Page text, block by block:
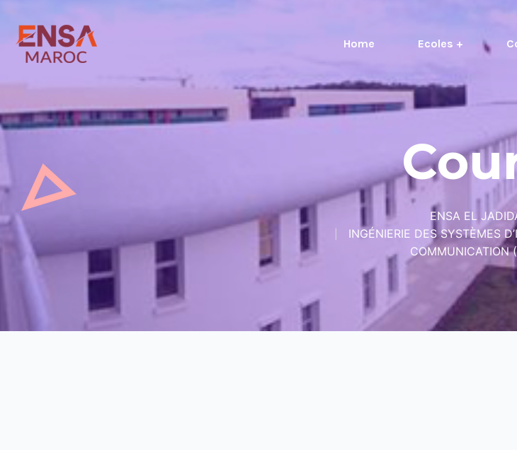
Home Ecoles +
ENSA EL
INGÉNIERIE DES SYSTÈMES
COMMUNICATION